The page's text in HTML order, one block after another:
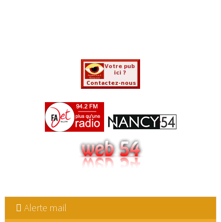
Alerte mail